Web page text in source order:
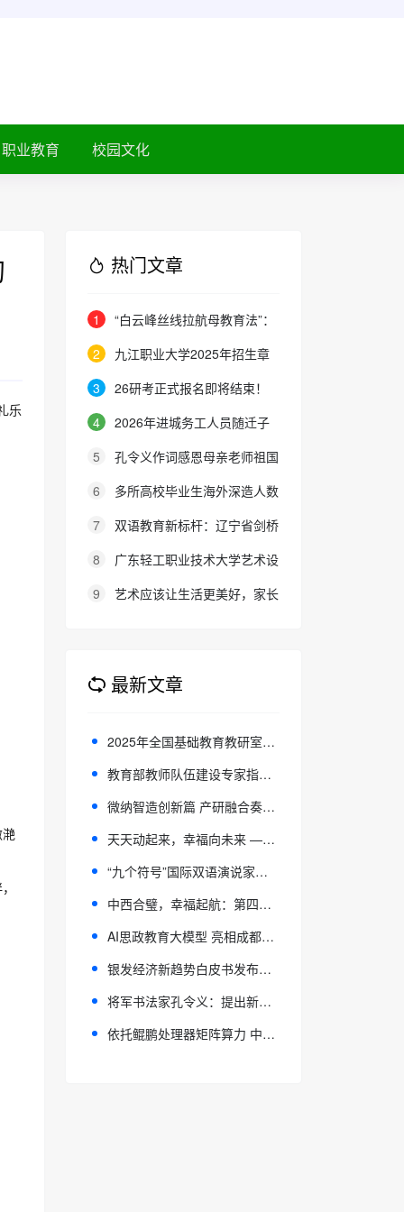
职业教育 校园文化
乐
滟
热门文章
1
“白云峰丝线拉航母教育法”：
撬动高中 教育教学方式变化的必
2
九江职业大学2025年招生章
程
3
26研考正式报名即将结束！
上财滴水湖高金MF金融硕士最全
4
2026年进城务工人员随迁子
女在京参加高等职业学校招生考试
5
孔令义作词感恩母亲老师祖国
的经典歌曲《忘不了》再次唱响
6
多所高校毕业生海外深造人数
回升 出国留学释放触底反弹信号
7
双语教育新标杆：辽宁省剑桥
英语考务中心与大连金普新区华美
范学校
8
广东轻工职业技术大学艺术设
计学院建院50周年系列庆典活动成
9
艺术应该让生活更美好，家长
最新文章
2025年全国基础教育教研室主任培训班举办
教育部教师队伍建设专家指导委员会成立
微纳智造创新篇 产研融合奏华章
天天动起来，幸福向未来 ——长沙市松雅湖小学亲子跑燃动初冬
“‌九个符号”国际双语演说家启动盛典暨双语公益特训计划在蓉隆重启动
中西合璧，幸福起航：第四届方太文化论坛圆满落幕
AI思政教育大模型 亮相成都东部新区实践应用成果展示会
银发经济新趋势白皮书发布：精神文化需求加速升温，产业升级迎来关键窗口
将军书法家孔令义：提出新行楷体书法理念和创立新行楷体书法的书法家
依托鲲鹏处理器矩阵算力 中科大陈俊仕团队破解稀疏计算效率